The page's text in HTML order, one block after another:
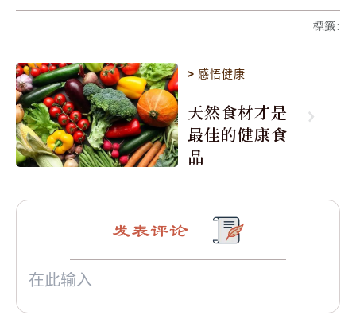
標籤:
>感悟健康
天然食材才是
最佳的健康食
品
发表评论